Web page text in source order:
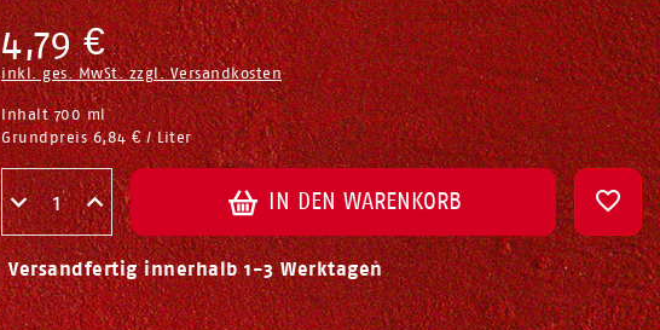
4,79 €
inkl. ges. MwSt. zzgl.Versandkosten
Inhalt700ml
Grundpreis6,84 € / Liter
IN DEN WARENKORB
Versandfertig innerhalb 1-3 Werktagen